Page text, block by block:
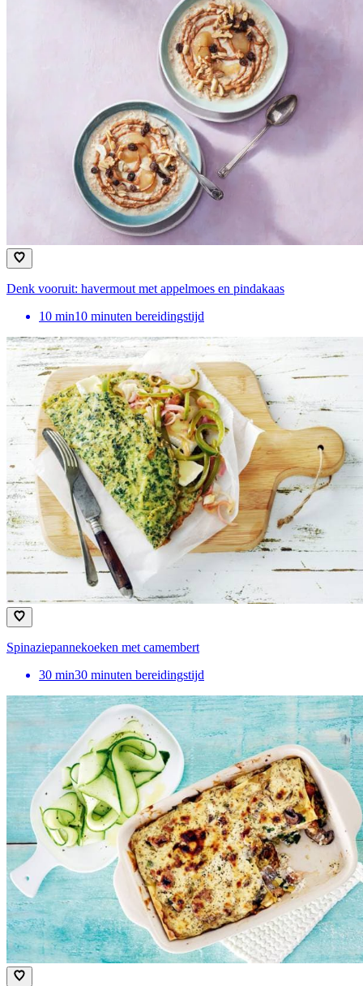
Denk vooruit: havermout met appelmoes en pindakaas
10 min10 minuten bereidingstijd
Spinaziepannekoeken met camembert
30 min30 minuten bereidingstijd